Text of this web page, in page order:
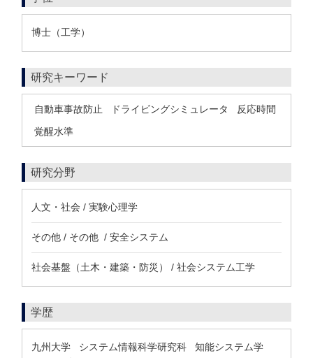
博士（工学）
研究キーワード
自動車事故防止 ドライビングシミュレータ
反応時間
覚醒水準
研究分野
人文・社会 / 実験心理学
その他 / その他 / 安全システム
社会基盤（土木・建築・防災） / 社会システム工学
学歴
九州大学 システム情報科学研究科 知能システム学